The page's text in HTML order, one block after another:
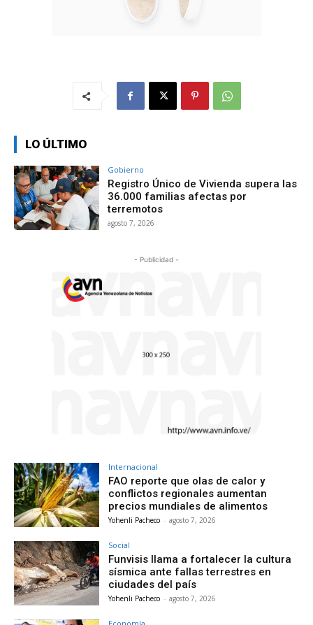
LO ÚLTIMO
Gobierno
Registro Único de Vivienda supera las
36.000 familias afectas por
terremotos
agosto 7, 2026
- Publicidad -
Internacional
FAO reporte que olas de calor y
conflictos regionales aumentan
precios mundiales de alimentos
Yohenli Pacheco - agosto 7, 2026
Social
Funvisis llama a fortalecer la cultura
sísmica ante fallas terrestres en
ciudades del país
Yohenli Pacheco - agosto 7, 2026